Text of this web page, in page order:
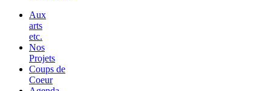
Aux
arts
etc.
Nos
Projets
Coups de
Coeur